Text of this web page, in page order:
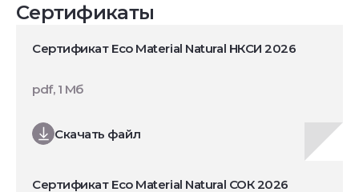
Сертификаты
Сертификат Eco Material Natural НКСИ 2026
Скачать файл
pdf, 1 Мб
Сертификат Eco Material Natural СОК 2026